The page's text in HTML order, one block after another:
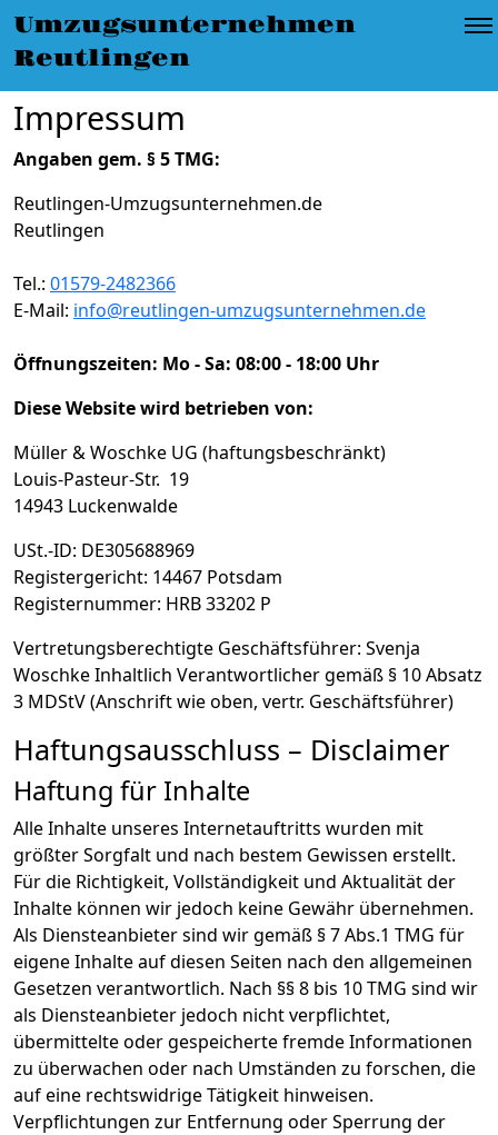
Umzugsunternehmen
Reutlingen
Umzugsunternehmen Reutlingen»Impressum
Impressum
Angaben gem. § 5 TMG:
Reutlingen-Umzugsunternehmen.de
Reutlingen
Tel.: 01579-2482366
E-Mail: info@reutlingen-umzugsunternehmen.de
Öffnungszeiten: Mo - Sa: 08:00 - 18:00 Uhr
Diese Website wird betrieben von:
Müller & Woschke UG (haftungsbeschränkt)
Louis-Pasteur-Str. 19
14943 Luckenwalde
USt.-ID: DE305688969
Registergericht: 14467 Potsdam
Registernummer: HRB 33202 P
Vertretungsberechtigte Geschäftsführer: Svenja
Woschke Inhaltlich Verantwortlicher gemäß § 10 Absatz
3 MDStV (Anschrift wie oben, vertr. Geschäftsführer)
Haftungsausschluss – Disclaimer
Haftung für Inhalte
Alle Inhalte unseres Internetauftritts wurden mit
größter Sorgfalt und nach bestem Gewissen erstellt.
Für die Richtigkeit, Vollständigkeit und Aktualität der
Inhalte können wir jedoch keine Gewähr übernehmen.
Als Diensteanbieter sind wir gemäß § 7 Abs.1 TMG für
eigene Inhalte auf diesen Seiten nach den allgemeinen
Gesetzen verantwortlich. Nach §§ 8 bis 10 TMG sind wir
als Diensteanbieter jedoch nicht verpflichtet,
übermittelte oder gespeicherte fremde Informationen
zu überwachen oder nach Umständen zu forschen, die
auf eine rechtswidrige Tätigkeit hinweisen.
Verpflichtungen zur Entfernung oder Sperrung der